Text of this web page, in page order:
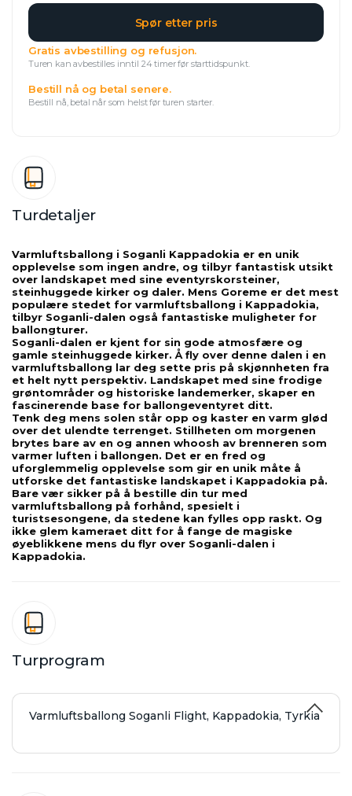
Turdetaljer
Varmluftsballong i Soganli Kappadokia er en unik
opplevelse som ingen andre, og tilbyr fantastisk utsikt
over landskapet med sine eventyrskorsteiner,
steinhuggede kirker og daler. Mens Goreme er det mest
populære stedet for varmluftsballong i Kappadokia,
tilbyr Soganli-dalen også fantastiske muligheter for
ballongturer.
Soganli-dalen er kjent for sin gode atmosfære og
gamle steinhuggede kirker. Å fly over denne dalen i en
varmluftsballong lar deg sette pris på skjønnheten fra
et helt nytt perspektiv. Landskapet med sine frodige
grøntområder og historiske landemerker, skaper en
fascinerende base for ballongeventyret ditt.
Tenk deg mens solen står opp og kaster en varm glød
over det ulendte terrenget. Stillheten om morgenen
brytes bare av en og annen whoosh av brenneren som
varmer luften i ballongen. Det er en fred og
uforglemmelig opplevelse som gir en unik måte å
utforske det fantastiske landskapet i Kappadokia på.
Bare vær sikker på å bestille din tur med
varmluftsballong på forhånd, spesielt i
turistsesongene, da stedene kan fylles opp raskt. Og
ikke glem kameraet ditt for å fange de magiske
øyeblikkene mens du flyr over Soganli-dalen i
Kappadokia.
Turprogram
Varmluftsballong Soganli Flight, Kappadokia, Tyrkia
Spør etter pris
Gratis avbestilling og refusjon.
Turen kan avbestilles inntil 24 timer før starttidspunkt.
Bestill nå og betal senere.
Bestill nå, betal når som helst før turen starter.